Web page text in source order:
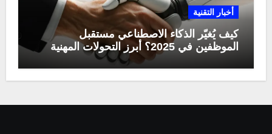
أخبار التقنية
كيف يُغيّر الذكاء الاصطناعي مستقبل
الموظفين في 2025؟ أبرز التحولات المهنية